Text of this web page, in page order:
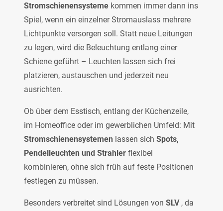
Stromschienensysteme kommen immer dann ins
Spiel, wenn ein einzelner Stromauslass mehrere
Lichtpunkte versorgen soll. Statt neue Leitungen
zu legen, wird die Beleuchtung entlang einer
Schiene geführt – Leuchten lassen sich frei
platzieren, austauschen und jederzeit neu
ausrichten.
Ob über dem Esstisch, entlang der Küchenzeile,
im Homeoffice oder im gewerblichen Umfeld: Mit
Stromschienensystemen lassen sich Spots,
Pendelleuchten und Strahler flexibel
kombinieren, ohne sich früh auf feste Positionen
festlegen zu müssen.
Besonders verbreitet sind Lösungen von SLV , da